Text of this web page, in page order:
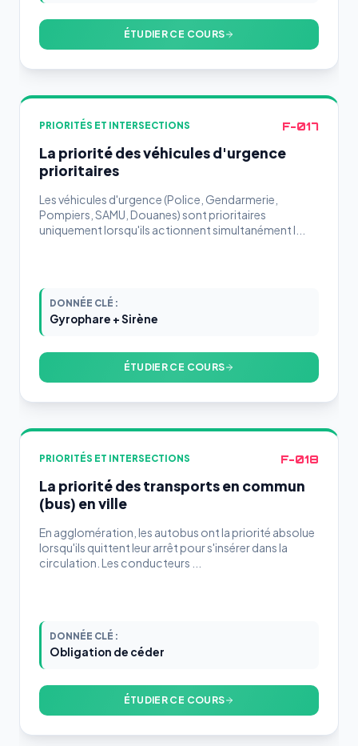
ÉTUDIER CE COURS
PRIORITÉS ET INTERSECTIONS F-017
La priorité des véhicules d'urgence
prioritaires
Les véhicules d'urgence (Police, Gendarmerie,
Pompiers, SAMU, Douanes) sont prioritaires
uniquement lorsqu'ils actionnent simultanément l...
DONNÉE CLÉ :
Gyrophare + Sirène
ÉTUDIER CE COURS
PRIORITÉS ET INTERSECTIONS F-018
La priorité des transports en commun
(bus) en ville
En agglomération, les autobus ont la priorité absolue
lorsqu'ils quittent leur arrêt pour s'insérer dans la
circulation. Les conducteurs ...
DONNÉE CLÉ :
Obligation de céder
ÉTUDIER CE COURS